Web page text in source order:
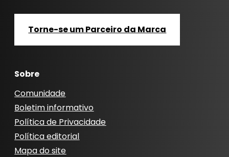
Torne-se um Parceiro da Marca
Sobre
Comunidade
Boletim informativo
Política de Privacidade
Política editorial
Mapa do site